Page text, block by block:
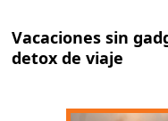
Vacaciones sin
detox de viaje